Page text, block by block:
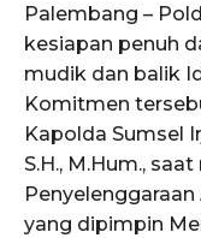
Palembang –
kesiapan penuh
mudik dan balik
Komitmen
Kapolda Sumsel
S.H., M.Hum.,
yang dipimpin